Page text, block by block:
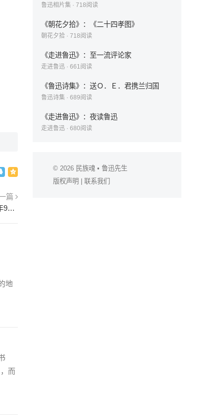
篇
《鲁迅相片集》：“五十岁纪念”时所摄一 1930年9月17日
地
而
鲁迅相片集 · 718阅读
《朝花夕拾》：《二十四孝图》
朝花夕拾 · 718阅读
《走进鲁迅》：至一流评论家
走进鲁迅 · 661阅读
《鲁迅诗集》：送Ｏ．Ｅ．君携兰归国
鲁迅诗集 · 689阅读
《走进鲁迅》：夜读鲁迅
走进鲁迅 · 680阅读
© 2026 民族魂 • 鲁迅先生
版权声明
联系我们